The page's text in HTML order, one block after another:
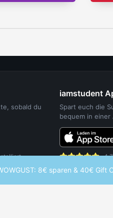
8€ sparen & 40€ Gift
sobald du
iamstudent
Spart euch die
bequem in einer